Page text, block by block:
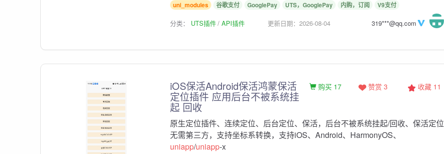
uni_modules 谷歌支付 GooglePay UTS，GooglePay 内购，订阅 V9支付
分类： UTS插件 API插件 更新日期：2026-08-04 319***@qq.com
iOS保活Android保活鸿蒙保活
定位插件 应用后台不被系统挂
起 回收
收藏 11
赞赏 3
购买 17
原生定位插件、连续定位、后台定位、保活，后台不被系统挂起/回收、保活定位
无需第三方，支持坐标系转换，支持iOS、Android、HarmonyOS、
uniapp/uniapp-x